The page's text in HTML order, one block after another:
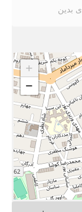
بدین
+
−